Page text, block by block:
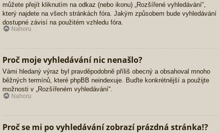
můžete přejít kliknutím na odkaz (nebo ikonu) „Rozšířené vyhledávání“,
který najdete na všech stránkách fóra. Jakým způsobem bude vyhledávání
dostupné závisí na použitém vzhledu fóra.
Nahoru
Proč moje vyhledávání nic nenašlo?
Vámi hledaný výraz byl pravděpodobně příliš obecný a obsahoval mnoho
běžných termínů, které phpBB neindexuje. Buďte konkrétnější a použijte
možnosti v „Rozšířeném vyhledávání“.
Nahoru
Proč se mi po vyhledávání zobrazí prázdná stránka!?